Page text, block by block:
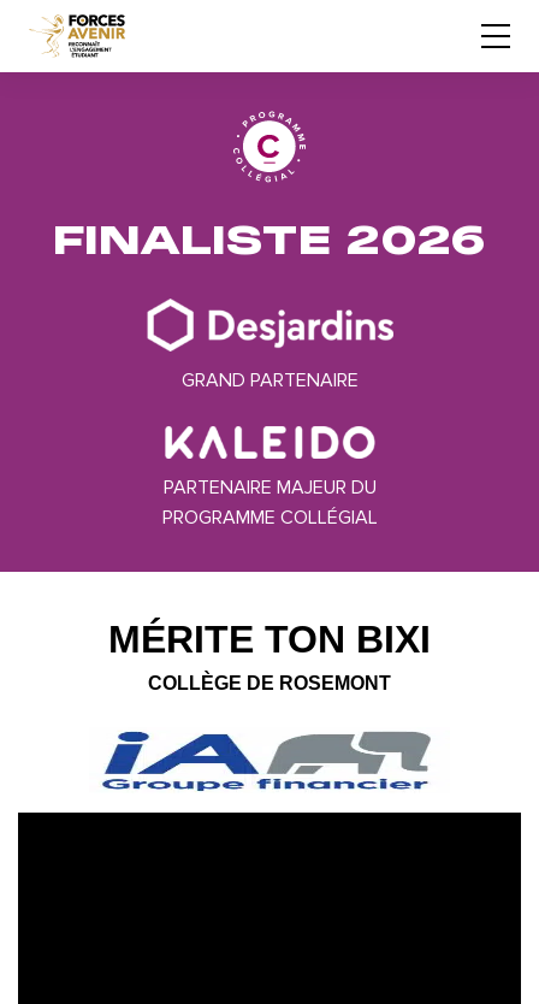
FINALISTE 2026
GRAND PARTENAIRE
PARTENAIRE MAJEUR DU
PROGRAMME COLLÉGIAL
MÉRITE TON BIXI
COLLÈGE DE ROSEMONT